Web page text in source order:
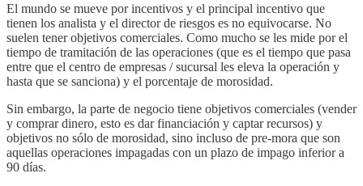
El mundo se mueve por incentivos y el principal incentivo que
tienen los analista y el director de riesgos es no equivocarse. No
suelen tener objetivos comerciales. Como mucho se les mide por el
tiempo de tramitación de las operaciones (que es el tiempo que pasa
entre que el centro de empresas / sucursal les eleva la operación y
hasta que se sanciona) y el porcentaje de morosidad.
Sin embargo, la parte de negocio tiene objetivos comerciales (vender
y comprar dinero, esto es dar financiación y captar recursos) y
objetivos no sólo de morosidad, sino incluso de pre-mora que son
aquellas operaciones impagadas con un plazo de impago inferior a
90 días.